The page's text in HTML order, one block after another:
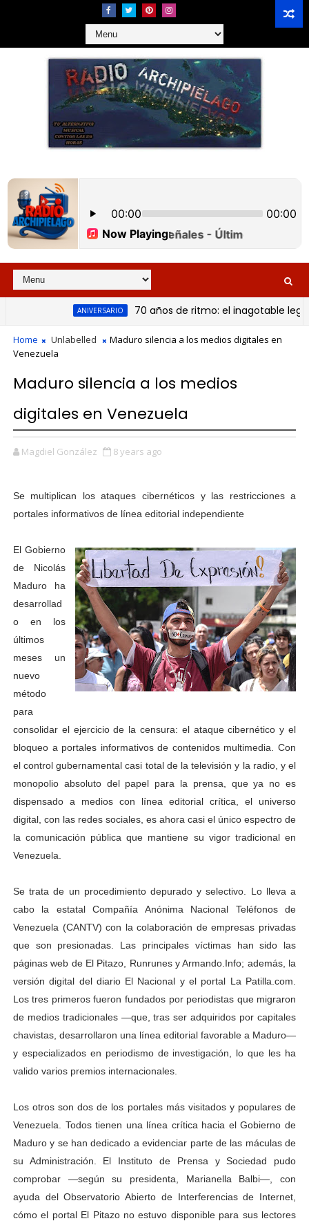
ANIVERSARIO 70 años de ritmo: el inagotable legado
Home Unlabelled
Maduro silencia a los medios digitales en
Venezuela
Maduro silencia a los medios
digitales en Venezuela
Magdiel González 8 years ago
Se multiplican los ataques cibernéticos y las restricciones a
portales informativos de línea editorial independiente
El Gobierno
de Nicolás
Maduro ha
desarrollad
o en los
últimos
meses un
nuevo
método
para
consolidar el ejercicio de la censura: el ataque cibernético y el
bloqueo a portales informativos de contenidos multimedia. Con
el control gubernamental casi total de la televisión y la radio, y el
monopolio absoluto del papel para la prensa, que ya no es
dispensado a medios con línea editorial crítica, el universo
digital, con las redes sociales, es ahora casi el único espectro de
la comunicación pública que mantiene su vigor tradicional en
Venezuela.
Se trata de un procedimiento depurado y selectivo. Lo lleva a
cabo la estatal Compañía Anónima Nacional Teléfonos de
Venezuela (CANTV) con la colaboración de empresas privadas
que son presionadas. Las principales víctimas han sido las
páginas web de El Pitazo, Runrunes y Armando.Info; además, la
versión digital del diario El Nacional y el portal La Patilla.com.
Los tres primeros fueron fundados por periodistas que migraron
de medios tradicionales —que, tras ser adquiridos por capitales
chavistas, desarrollaron una línea editorial favorable a Maduro—
y especializados en periodismo de investigación, lo que les ha
valido varios premios internacionales.
Los otros son dos de los portales más visitados y populares de
Venezuela. Todos tienen una línea crítica hacia el Gobierno de
Maduro y se han dedicado a evidenciar parte de las máculas de
su Administración. El Instituto de Prensa y Sociedad pudo
comprobar —según su presidenta, Marianella Balbi—, con
ayuda del Observatorio Abierto de Interferencias de Internet,
cómo el portal El Pitazo no estuvo disponible para sus lectores